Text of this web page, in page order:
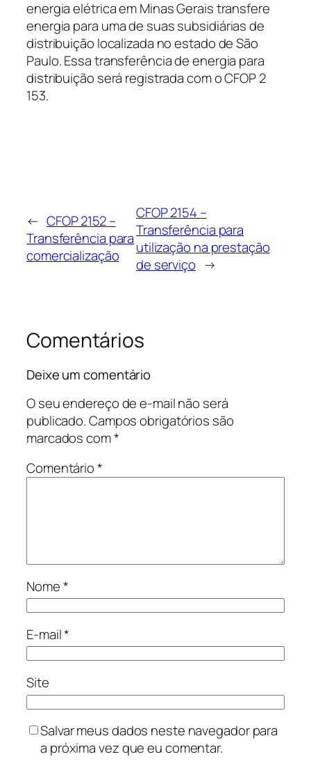
energia elétrica em Minas Gerais transfere
energia para uma de suas subsidiárias de
distribuição localizada no estado de São
Paulo. Essa transferência de energia para
distribuição será registrada com o CFOP 2
153.
← CFOP 2152 –
Transferência para
comercialização
CFOP 2154 –
Transferência para
utilização na prestação
de serviço →
Comentários
Deixe um comentário
O seu endereço de e-mail não será
publicado.Campos obrigatórios são
marcados com*
Comentário*
Nome*
E-mail*
Site
Salvar meus dados neste navegador para
a próxima vez que eu comentar.